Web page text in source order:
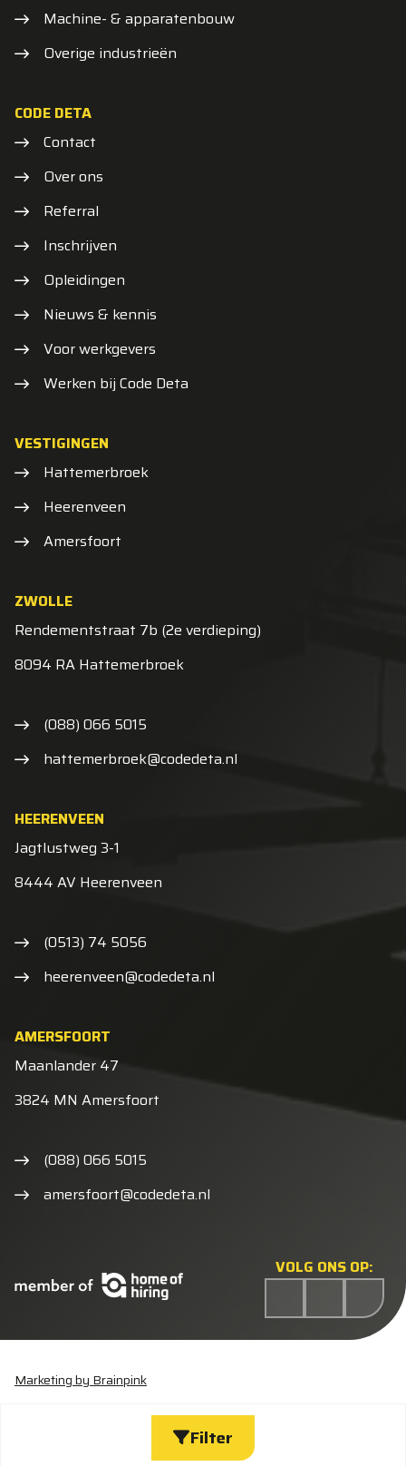
Filter
VOLG ONS OP:
Machine- & apparatenbouw
Overige industrieën
CODE DETA
Contact
Over ons
Referral
Inschrijven
Opleidingen
Nieuws & kennis
Voor werkgevers
Werken bij Code Deta
VESTIGINGEN
Hattemerbroek
Heerenveen
Amersfoort
ZWOLLE
Rendementstraat 7b (2e verdieping)
8094 RA Hattemerbroek
(088) 066 5015
hattemerbroek@codedeta.nl
HEERENVEEN
Jagtlustweg 3-1
8444 AV Heerenveen
(0513) 74 5056
heerenveen@codedeta.nl
AMERSFOORT
Maanlander 47
3824 MN Amersfoort
(088) 066 5015
amersfoort@codedeta.nl
Algemene voorwaarden
Privacyverklaring
Marketing by Brainpink